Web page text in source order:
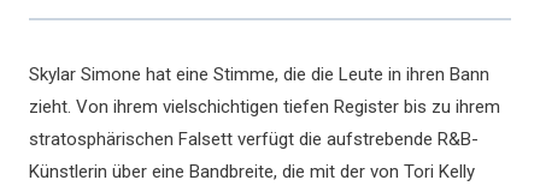
Skylar Simone hat eine Stimme, die die Leute in ihren Bann
zieht. Von ihrem vielschichtigen tiefen Register bis zu ihrem
stratosphärischen Falsett verfügt die aufstrebende R&B-
Künstlerin über eine Bandbreite, die mit der von Tori Kelly